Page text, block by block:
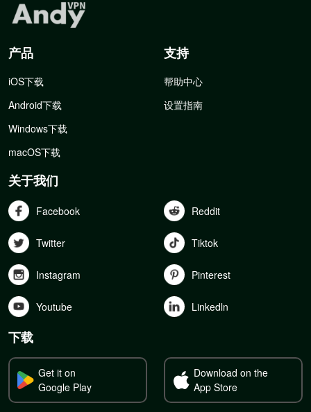
产品
iOS下载
Android下载
Windows下载
macOS下载
支持
帮助中心
设置指南
关于我们
Facebook Reddit
Twitter Tiktok
Instagram Pinterest
Youtube Linkedln
下载
Get it on
Google Play
Download on the
App Store